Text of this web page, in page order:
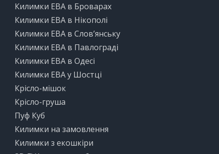
Килимки ЕВА в Броварах
Килимки ЕВА в Нікополі
Килимки ЕВА в Слов’янську
Килимки ЕВА в Павлограді
Килимки ЕВА в Одесі
Килимки ЕВА у Шостці
Крісло-мішок
Крісло-груша
Пуф Куб
Килимки на замовлення
Килимки з екошкіри